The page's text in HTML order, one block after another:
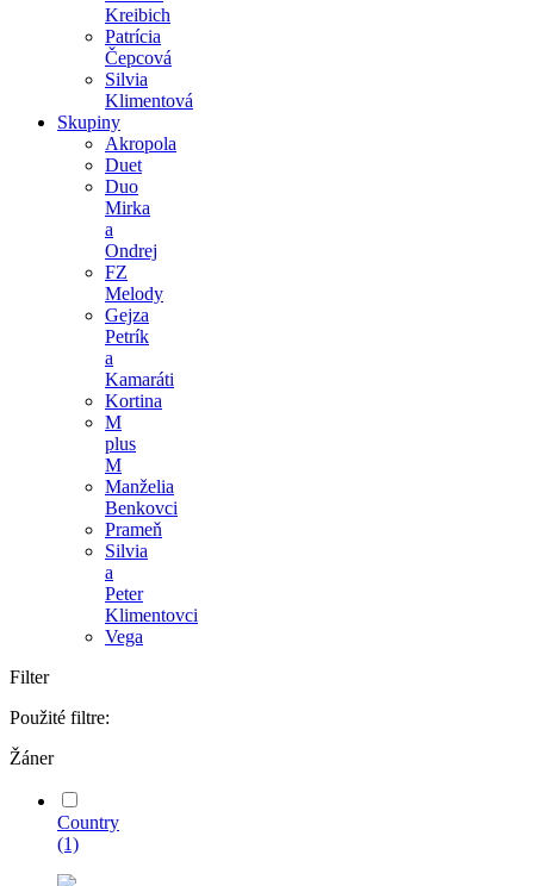
Kreibich
Patrícia
Čepcová
Silvia
Klimentová
Skupiny
Akropola
Duet
Duo
Mirka
a
Ondrej
FZ
Melody
Gejza
Petrík
a
Kamaráti
Kortina
M
plus
M
Manželia
Benkovci
Prameň
Silvia
a
Peter
Klimentovci
Vega
Filter
Použité filtre:
Žáner
Country
(1)